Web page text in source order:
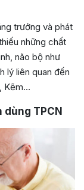
trưởng và phát
những chất
não bộ như
lý liên quan đến
Kẽm…
TPCN